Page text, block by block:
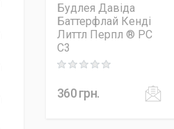
Будлея Давіда
Баттерфлай Кенді
Литтл Перпл ® PC
C3
Rating: 0 out of 5
360грн.